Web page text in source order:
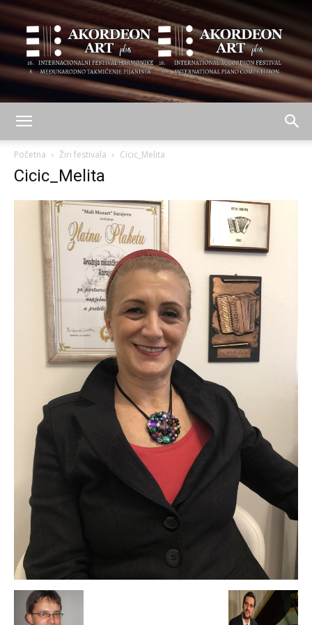
plus
Početna Žiri festivala Cicic_Melita
Cicic_Melita